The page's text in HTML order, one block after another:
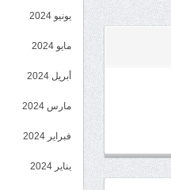
يونيو 2024
مايو 2024
أبريل 2024
مارس 2024
فبراير 2024
يناير 2024